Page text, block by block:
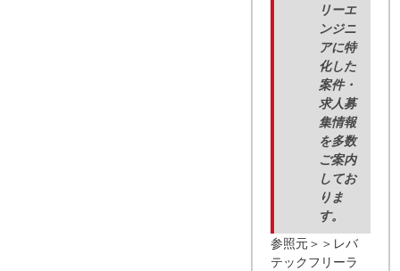
リーエ
ンジニ
アに特
化した
案件・
求人募
集情報
を多数
ご案内
してお
りま
す。
参照元＞＞レバ
テックフリーラ